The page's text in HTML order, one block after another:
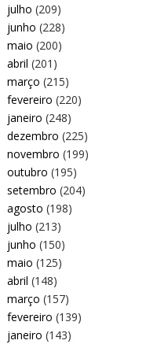
julho (209)
junho (228)
maio (200)
abril (201)
março (215)
fevereiro (220)
janeiro (248)
dezembro (225)
novembro (199)
outubro (195)
setembro (204)
agosto (198)
julho (213)
junho (150)
maio (125)
abril (148)
março (157)
fevereiro (139)
janeiro (143)